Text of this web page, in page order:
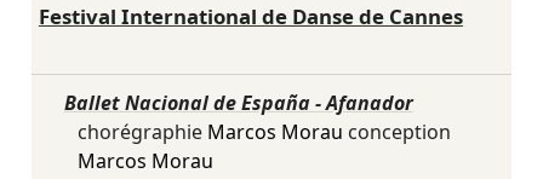
Festival International de Danse de Cannes
Ballet Nacional de España - Afanador
chorégraphie Marcos Morau conception
Marcos Morau